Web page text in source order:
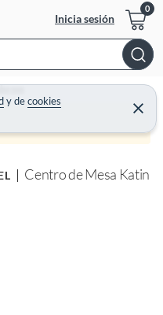
Inicia sesión
ydecookies
C
e
r
Centro de Mesa Katin